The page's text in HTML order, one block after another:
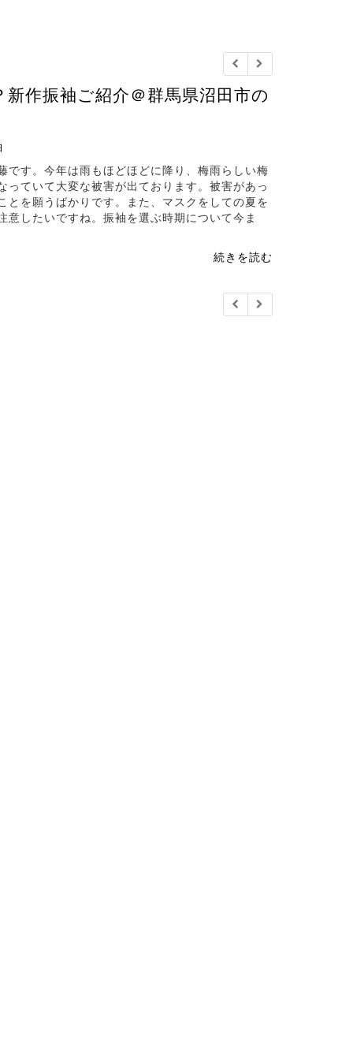
作振袖ご紹介＠群馬県沼田市の
です。今年は雨もほどほどに降り、梅雨らしい梅
っていて大変な被害が出ております。被害があっ
とを願うばかりです。また、マスクをしての夏を
意したいですね。振袖を選ぶ時期について今ま
続きを読む